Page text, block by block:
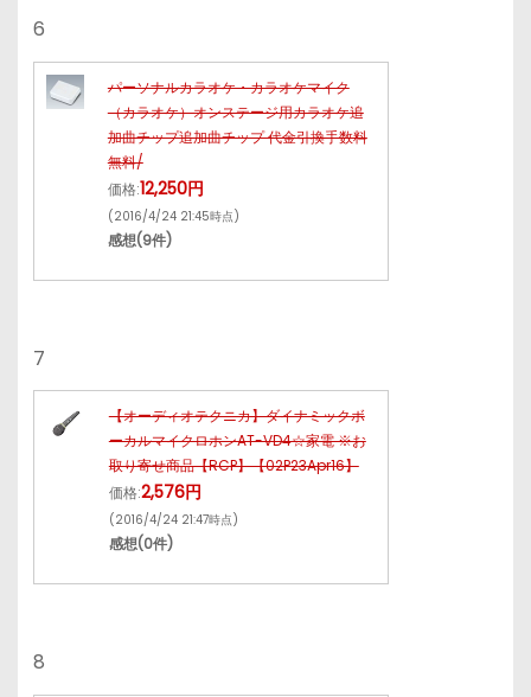
6
パーソナルカラオケ・カラオケマイク
（カラオケ）オンステージ用カラオケ追
加曲チップ追加曲チップ 代金引換手数料
無料/
価格:12,250円
(2016/4/24 21:45時点)
感想(9件)
7
【オーディオテクニカ】ダイナミックボ
ーカルマイクロホンAT-VD4☆家電 ※お
取り寄せ商品【RCP】【02P23Apr16】
価格:2,576円
(2016/4/24 21:47時点)
感想(0件)
8